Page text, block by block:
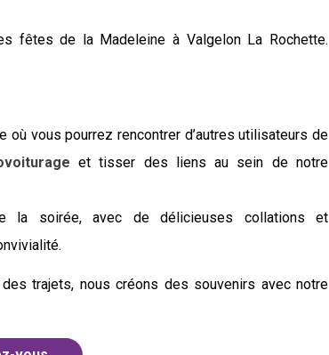
fêtes de la Madeleine à Valgelon La Rochette.
vous pourrez rencontrer d’autres utilisateurs de
et tisser des liens au sein de notre
la soirée, avec de délicieuses collations et
trajets, nous créons des souvenirs avec notre